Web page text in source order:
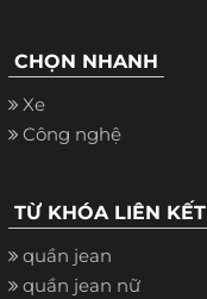
CHỌN NHANH
Xe
Công nghệ
TỪ KHÓA LIÊN KẾT
quần jean
quần jean nữ